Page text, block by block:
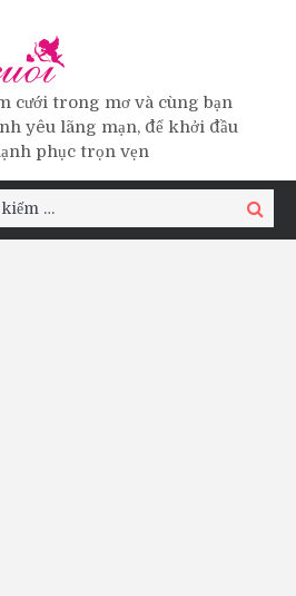
cưới trong mơ và cùng bạn
yêu lãng mạn, để khởi đầu
phục trọn vẹn
Tìm
kiếm